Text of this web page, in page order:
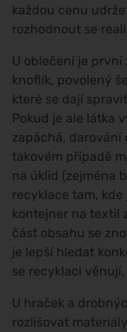
každou cenu
rozhodnout se
U oblečení je první
knoflík, povolený
které se dají
Pokud je ale látka
zapáchá, darování
takovém případě
na úklid (zejména
recyklace tam,
kontejner na textil
část obsahu se
je lepší hledat
se recyklaci
U hraček a
rozlišovat